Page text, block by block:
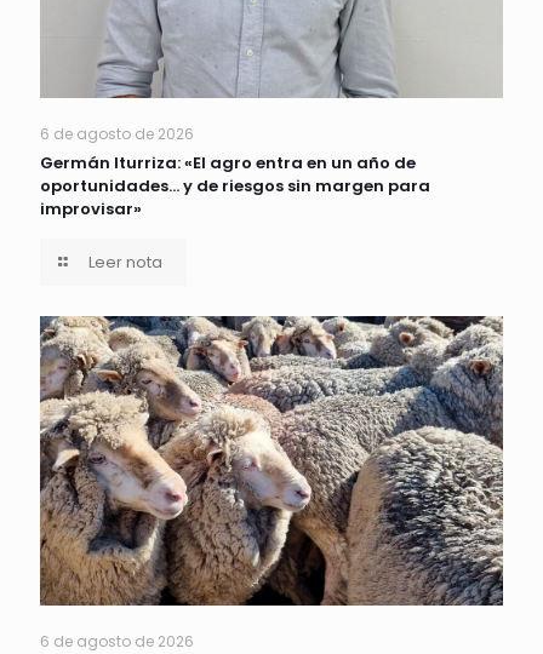
6 de agosto de 2026
Germán Iturriza: «El agro entra en un año de
oportunidades… y de riesgos sin margen para
improvisar»
Leer nota
6 de agosto de 2026